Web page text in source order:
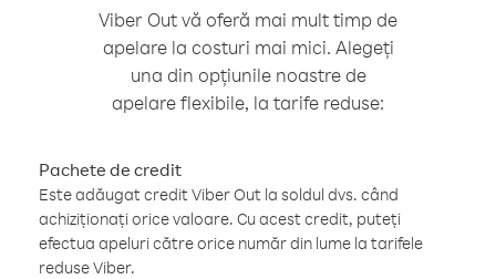
Viber Out vă oferă mai mult timp de
apelare la costuri mai mici. Alegeți
una din opțiunile noastre de
apelare flexibile, la tarife reduse:
Pachete de credit
Este adăugat credit Viber Out la soldul dvs. când
achiziționați orice valoare. Cu acest credit, puteți
efectua apeluri către orice număr din lume la tarifele
reduse Viber.